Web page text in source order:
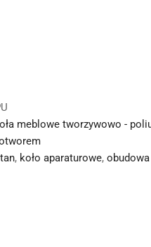
meblowe tworzywowo -
, koło aparaturowe,